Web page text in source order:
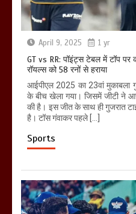
April 9, 2025 1 yr
GT vs RR: पॉइंट्स टेबल में टॉप पर
रॉयल्स को 58 रनों से हराया
आईपीएल 2025 का 23वां मुकाबला
के बीच खेला गया। जिसमें जीटी ने
की है। इस जीत के साथ ही गुजरात
है। टॉस गंवाकर पहले […]
Sports